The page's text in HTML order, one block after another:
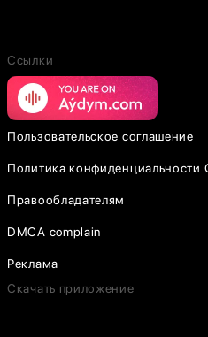
Ссылки
Пользовательское соглашение
Политика конфиденциальности
Правообладателям
DMCA complain
Реклама
Скачать приложение